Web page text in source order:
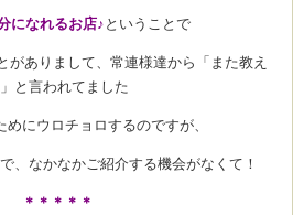
ィーヌ – 新百合ヶ丘の料理教
ンティ
になれるお店♪ ということで
ありまして、常連様達から「また教え
と言われてました
めにウロチョロするのですが、
、なかなかご紹介する機会がなくて！
＊＊＊＊＊